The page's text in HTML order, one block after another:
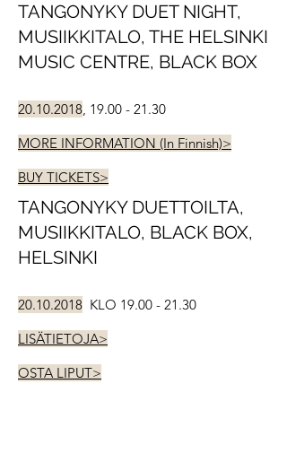
TANGONYKY DUET NIGHT,
MUSIIKKITALO, THE HELSINKI
MUSIC CENTRE, BLACK BOX
20.10.2018, 19.00 - 21.30
MORE INFORMATION (In Finnish)>
BUY TICKETS>
TANGONYKY DUETTOILTA,
MUSIIKKITALO, BLACK BOX,
HELSINKI
20.10.2018 KLO 19.00 - 21.30
LISÄTIETOJA>
OSTA LIPUT>